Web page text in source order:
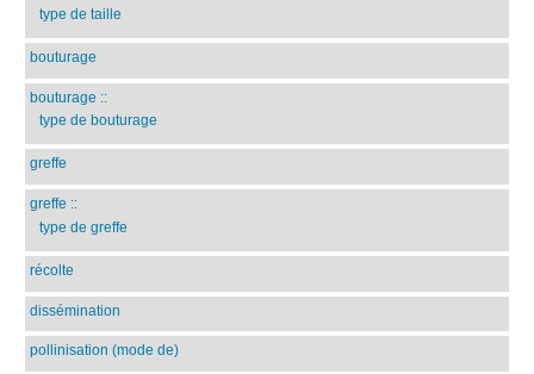
type de taille
bouturage
bouturage ::
type de bouturage
greffe
greffe ::
type de greffe
récolte
dissémination
pollinisation (mode de)